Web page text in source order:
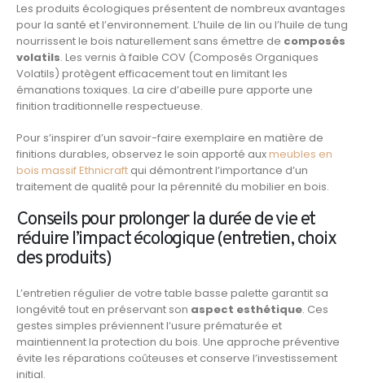
Les produits écologiques présentent de nombreux avantages
pour la santé et l’environnement. L’huile de lin ou l’huile de tung
nourrissent le bois naturellement sans émettre de composés
volatils. Les vernis à faible COV (Composés Organiques
Volatils) protègent efficacement tout en limitant les
émanations toxiques. La cire d’abeille pure apporte une
finition traditionnelle respectueuse.
Pour s’inspirer d’un savoir-faire exemplaire en matière de
finitions durables, observez le soin apporté auxmeubles en
bois massif Ethnicraft qui démontrent l’importance d’un
traitement de qualité pour la pérennité du mobilier en bois.
Conseils pour prolonger la durée de vie et
réduire l’impact écologique (entretien, choix
des produits)
L’entretien régulier de votre table basse palette garantit sa
longévité tout en préservant son aspect esthétique. Ces
gestes simples préviennent l’usure prématurée et
maintiennent la protection du bois. Une approche préventive
évite les réparations coûteuses et conserve l’investissement
initial.